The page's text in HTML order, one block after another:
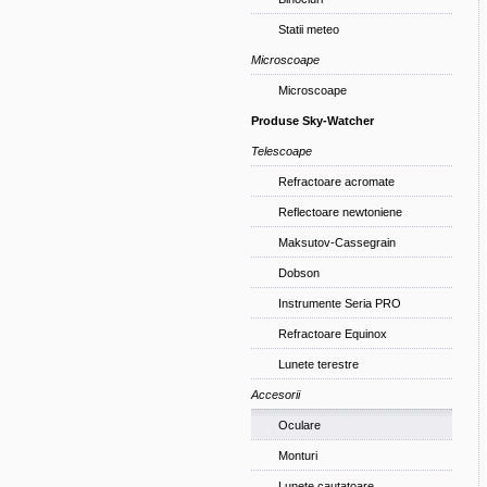
Statii meteo
Microscoape
Microscoape
Produse Sky-Watcher
Telescoape
Refractoare acromate
Reflectoare newtoniene
Maksutov-Cassegrain
Dobson
Instrumente Seria PRO
Refractoare Equinox
Lunete terestre
Accesorii
Oculare
Monturi